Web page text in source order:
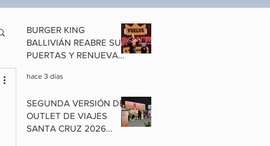
BURGER KING
BALLIVIÁN REABRE SUS
PUERTAS Y RENUEVA
COCHABAMBA
hace 3 días
SEGUNDA VERSIÓN DEL
OUTLET DE VIAJES
SANTA CRUZ 2026